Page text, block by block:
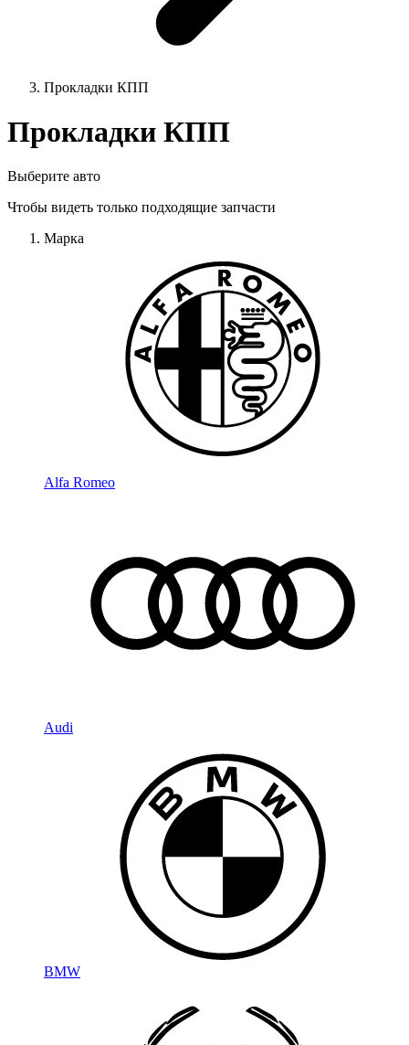
Прокладки КПП
Прокладки КПП
Выберите авто
Чтобы видеть только подходящие запчасти
Марка
Alfa Romeo
Audi
BMW